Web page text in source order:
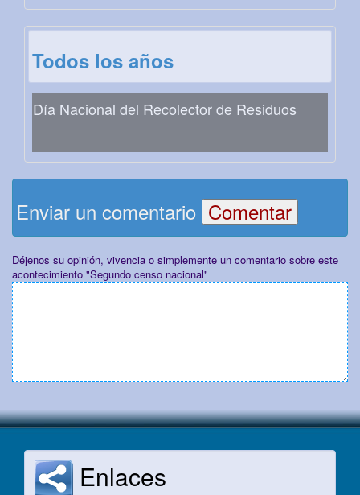
Todos los años
Día Nacional del Recolector de Residuos
Enviar un comentario
Déjenos su opinión, vivencia o simplemente un comentario sobre este
acontecimiento "Segundo censo nacional"
Enlaces